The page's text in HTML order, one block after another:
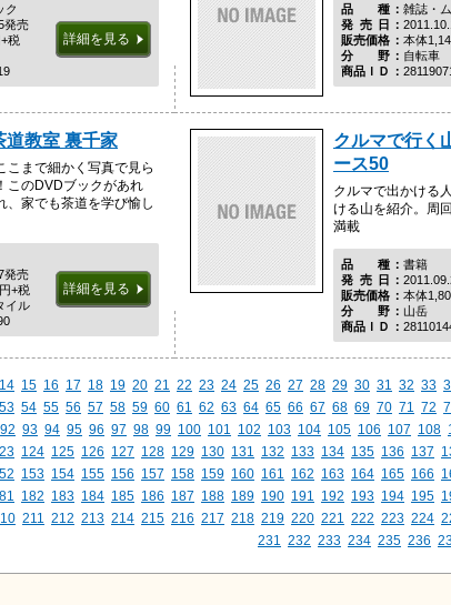
ク
発売
税
詳細を見る
品種雑誌・
発売日
販売価格
本体
分野自転車
商品ＩＤ
道教室 裏千家
こまで細かく写真で見ら
このDVDブックがあれ
、家でも茶道を学び愉し
発売
+税
イル
詳細を見る
クルマで行く
ース50
クルマで出かける
ける山を紹介。周
満載
品種書籍
発売日
販売価格
本体
分野山岳
商品ＩＤ
14 15 16 17 18 19 20 21 22 23 24 25 26 27 28 29 30 31 32 33
53 54 55 56 57 58 59 60 61 62 63 64 65 66 67 68 69 70 71 72
92 93 94 95 96 97 98 99 100 101 102 103 104 105 106 107 108
124 125 126 127 128 129 130 131 132 133 134 135 136 137
153 154 155 156 157 158 159 160 161 162 163 164 165 166
182 183 184 185 186 187 188 189 190 191 192 193 194 195
211 212 213 214 215 216 217 218 219 220 221 222 223 224
231
232 233 234 235 236